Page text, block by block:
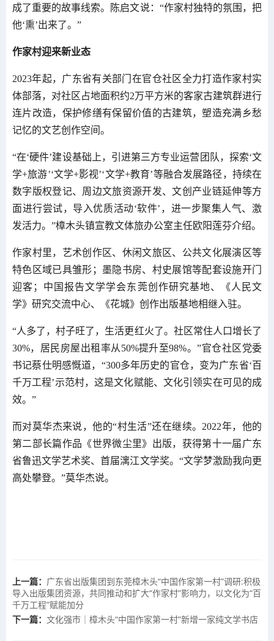
成了重要的故事线索。陈启文说：“作家村独特的氛围，把
他‘熏’出来了。”
作家村迎来新业态
2023年起，广东省有关部门在官仓社区全力打造作家村实
体部落，对社区占地面积约2万平方米的客家古建筑群进行
连片改造，保护修缮有保留价值的古建筑，塑造充满乡愁
记忆的文艺创作空间。
“在‘硬件’建设基础上，引进第三方专业运营团队，探索‘文
学+旅游’‘文学+影视’‘文学+教育’等融合发展路径，持续在
数字版权登记、周边文旅资源开发、文创产业链延伸等方
面进行尝试，导入优质活动‘软件’，进一步聚集人气、激
发活力。”樟木头镇宣教文体旅办公室主任欧阳莲芬介绍。
作家村里，艺术创作区、休闲文旅区、公共文化展演区等
特色区域已具雏形；墨隐书房、村史展馆等配套设施开门
迎客；中国报告文学学会东莞创作研究基地、《人民文
学》研究交流中心、《花城》创作出版基地相继入驻。
“人多了，村子旺了，生活更红火了。社区常住人口增长了
30%，居民房屋出租率从50%提升至98%。”官仓社区党委
书记蔡仕明感慨道，“300多年历史的官仓，变为广东省‘百
千万工程’示范村，这是文化赋能、文化引领实在可见的成
效。”
而对莫华杰来说，他的“村生活”还在继续。2022年，他的
第二部长篇作品《世界微尘里》出版，获得第十一届广东
省鲁迅文学艺术奖、首届漓江文学奖。“文学梦激励我向更
高处攀登。”莫华杰说。
上一篇： 广东省出版集团到东莞樟木头“中国作家第一村”调研:积极
导入出版集团资源，共同推动和扩大“作家村”影响力，以文化为“百
千万工程”赋能加分
下一篇： 文化强市｜樟木头“中国作家第一村”新增一家纯文学书店